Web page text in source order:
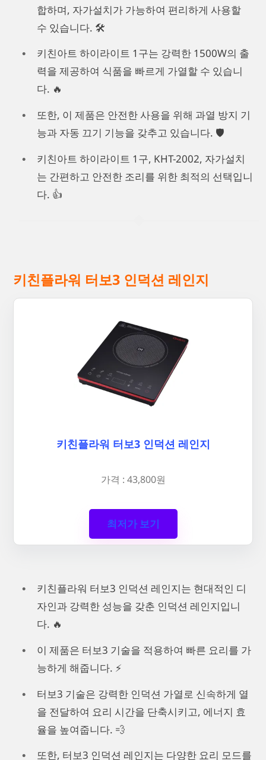
합하며, 자가설치가 가능하여 편리하게 사용할
수 있습니다. 🛠️
키친아트 하이라이트 1구는 강력한 1500W의 출
력을 제공하여 식품을 빠르게 가열할 수 있습니
다. 🔥
또한, 이 제품은 안전한 사용을 위해 과열 방지 기
능과 자동 끄기 기능을 갖추고 있습니다. 🛡️
키친아트 하이라이트 1구, KHT-2002, 자가설치
는 간편하고 안전한 조리를 위한 최적의 선택입니
다. 👍
키친플라워 터보3 인덕션 레인지
키친플라워 터보3 인덕션 레인지
가격 : 43,800원
최저가 보기
키친플라워 터보3 인덕션 레인지는 현대적인 디
자인과 강력한 성능을 갖춘 인덕션 레인지입니
다. 🔥
이 제품은 터보3 기술을 적용하여 빠른 요리를 가
능하게 해줍니다. ⚡
터보3 기술은 강력한 인덕션 가열로 신속하게 열
을 전달하여 요리 시간을 단축시키고, 에너지 효
율을 높여줍니다. 💨
또한, 터보3 인덕션 레인지는 다양한 요리 모드를